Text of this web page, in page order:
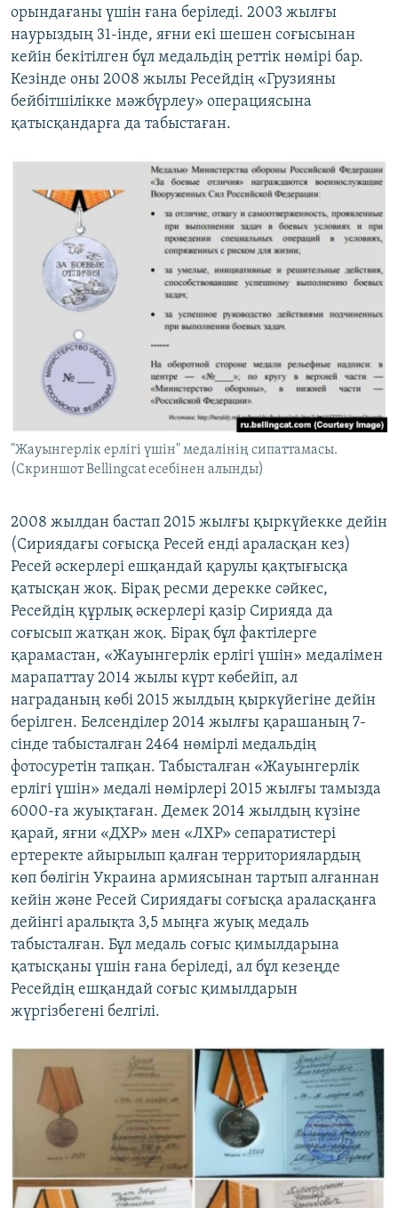
орындағаны үшін ғана беріледі. 2003 жылғы
наурыздың 31-інде, яғни екі шешен соғысынан
кейін бекітілген бұл медальдің реттік нөмірі бар.
Кезінде оны 2008 жылы Ресейдің «Грузияны
бейбітшілікке мәжбүрлеу» операциясына
қатысқандарға да табыстаған.
"Жауынгерлік ерлігі үшін" медалінің сипаттамасы.
(Скриншот Bellingcat есебінен алынды)
2008 жылдан бастап 2015 жылғы қыркүйекке дейін
(Сириядағы соғысқа Ресей енді араласқан кез)
Ресей әскерлері ешқандай қарулы қақтығысқа
қатысқан жоқ. Бірақ ресми дерекке сәйкес,
Ресейдің құрлық әскерлері қазір Сирияда да
соғысып жатқан жоқ. Бірақ бұл фактілерге
қарамастан, «Жауынгерлік ерлігі үшін» медалімен
марапаттау 2014 жылы күрт көбейіп, ал
награданың көбі 2015 жылдың қыркүйегіне дейін
берілген. Белсенділер 2014 жылғы қарашаның 7-
сінде табысталған 2464 нөмірлі медальдің
фотосуретін тапқан. Табысталған «Жауынгерлік
ерлігі үшін» медалі нөмірлері 2015 жылғы тамызда
6000-ға жуықтаған. Демек 2014 жылдың күзіне
қарай, яғни «ДХР» мен «ЛХР» сепаратистері
ертеректе айырылып қалған территориялардың
көп бөлігін Украина армиясынан тартып алғаннан
кейін және Ресей Сириядағы соғысқа араласқанға
дейінгі аралықта 3,5 мыңға жуық медаль
табысталған. Бұл медаль соғыс қимылдарына
қатысқаны үшін ғана беріледі, ал бұл кезеңде
Ресейдің ешқандай соғыс қимылдарын
жүргізбегені белгілі.